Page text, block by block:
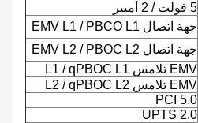
5 فولت / 2 أمبير
جهة اتصال EMV L1 / PBCO L1
جهة اتصال EMV L2 / PBOC L2
EMV تلامس L1 / qPBOC L1
EMV تلامس L2 / qPBOC L2
PCI 5.0
UPTS 2.0